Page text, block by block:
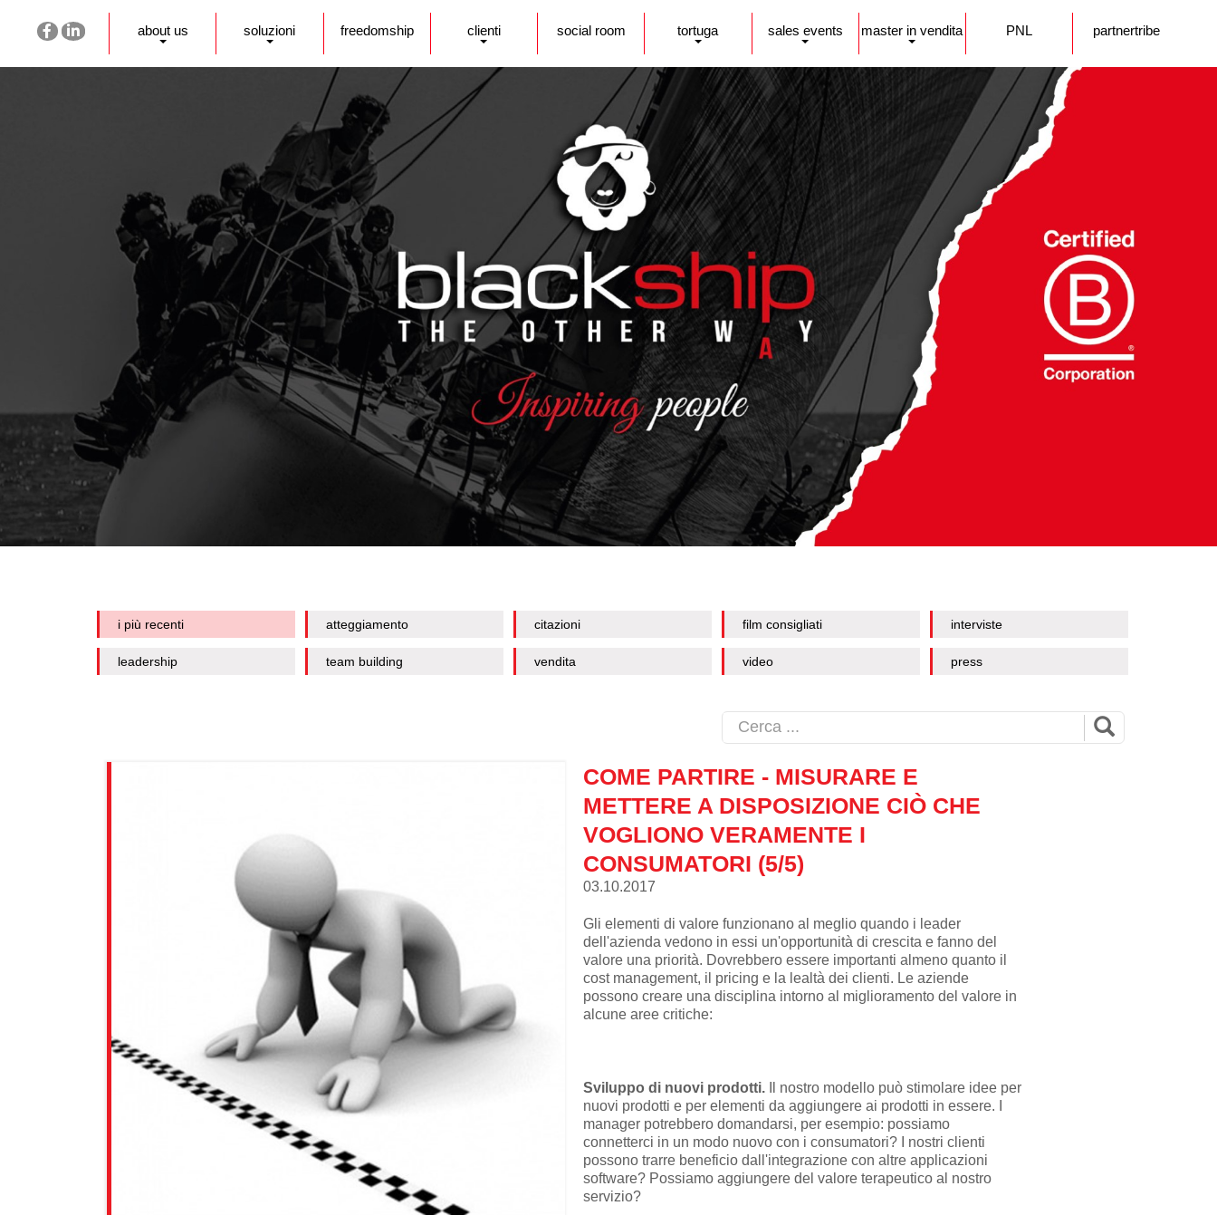
about us soluzioni freedomship clienti social room tortuga sales events master in vendita PNL partnertribe
i più recenti atteggiamento citazioni film consigliati interviste
leadership team building vendita video press
COME PARTIRE - MISURARE E
METTERE A DISPOSIZIONE CIÒ CHE
VOGLIONO VERAMENTE I
CONSUMATORI (5/5)
03.10.2017
Gli elementi di valore funzionano al meglio quando i leader
dell'azienda vedono in essi un'opportunità di crescita e fanno del
valore una priorità. Dovrebbero essere importanti almeno quanto il
cost management, il pricing e la lealtà dei clienti. Le aziende
possono creare una disciplina intorno al miglioramento del valore in
alcune aree critiche:
Sviluppo di nuovi prodotti.
nostro modello può stimolare idee per
nuovi prodotti e per elementi da aggiungere ai prodotti in essere. I
manager potrebbero domandarsi, per esempio: possiamo
connetterci in un modo nuovo con i consumatori? I nostri clienti
possono trarre beneficio dall'integrazione con altre applicazioni
software? Possiamo aggiungere del valore terapeutico al nostro
servizio?